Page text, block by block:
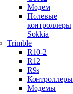
Модем
Полевые
контроллеры
Sokkia
Trimble
R10-2
R12
R9s
Контроллеры
Модемы